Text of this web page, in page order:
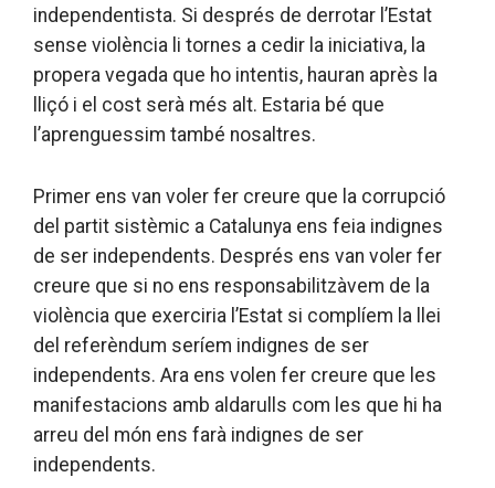
independentista. Si després de derrotar l’Estat
sense violència li tornes a cedir la iniciativa, la
propera vegada que ho intentis, hauran après la
lliçó i el cost serà més alt. Estaria bé que
l’aprenguessim també nosaltres.
Primer ens van voler fer creure que la corrupció
del partit sistèmic a Catalunya ens feia indignes
de ser independents. Després ens van voler fer
creure que si no ens responsabilitzàvem de la
violència que exerciria l’Estat si complíem la llei
del referèndum seríem indignes de ser
independents. Ara ens volen fer creure que les
manifestacions amb aldarulls com les que hi ha
arreu del món ens farà indignes de ser
independents.